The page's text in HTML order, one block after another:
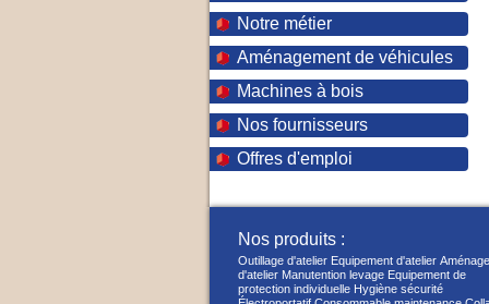
Notre métier
Aménagement de véhicules
Machines à bois
Nos fournisseurs
Offres d'emploi
Nos produits :
Outillage d'atelier Equipement d'atelier
d'atelier Manutention levage Equipement de
protection individuelle Hygiène sécurité